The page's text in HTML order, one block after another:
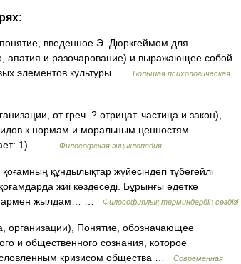
введенное Э. Дюркгеймом для
апатия и разочарование) и выражающее собой
элементов культуры …
Большая психологическая
от греч. ? отрицат. частица и закон),
к нормам и моральным ценностям
1)… …
Философская энциклопедия
құндылықтар жүйесіндегі түбегейлі
жиі кездеседі. Бұрынғы әдетке
жылдам… …
Философиялық терминдердің сөздігі
организации), Понятие, обозначающее
и общественного сознания, которое
кризисом общества …
Современная